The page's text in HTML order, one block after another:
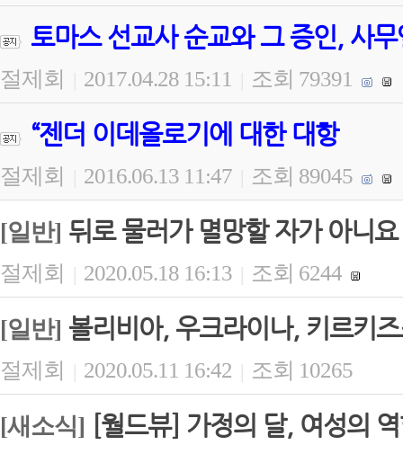
토마스 선교사 순교와 그 증인, 사
절제회 2017.04.28 15:11 조회 79391
“젠더 이데올로기에 대한 대항
절제회 2016.06.13 11:47 조회 89045
[일반] 뒤로 물러가 멸망할 자가 아니
절제회 | 2020.05.18 16:13 | 조회 6244
[일반] 볼리비아, 우크라이나, 키르키
절제회 | 2020.05.11 16:42 | 조회 10265
[새소식] [월드뷰] 가정의 달, 여성의